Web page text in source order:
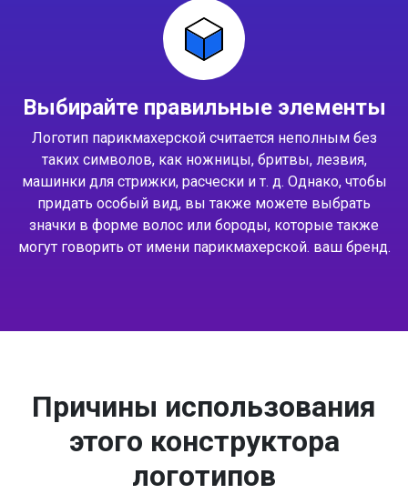
Выбирайте правильные элементы
Логотип парикмахерской считается неполным без
таких символов, как ножницы, бритвы, лезвия,
машинки для стрижки, расчески и т. д. Однако, чтобы
придать особый вид, вы также можете выбрать
значки в форме волос или бороды, которые также
могут говорить от имени парикмахерской. ваш бренд.
Причины использования
этого конструктора
логотипов